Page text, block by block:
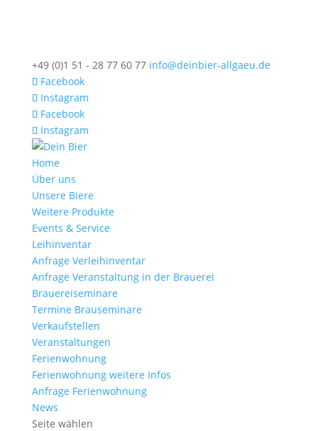
+49 (0)1 51 - 28 77 60 77 info@deinbier-allgaeu.de
Facebook
Instagram
Facebook
Instagram
Home
Über uns
Unsere Biere
Weitere Produkte
Events & Service
Leihinventar
Anfrage Verleihinventar
Anfrage Veranstaltung in der Brauerei
Brauereiseminare
Termine Brauseminare
Verkaufstellen
Veranstaltungen
Ferienwohnung
Ferienwohnung weitere Infos
Anfrage Ferienwohnung
News
Seite wählen